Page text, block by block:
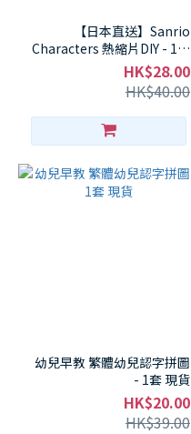
【日本直送】Sanrio
Characters 熱縮片DIY - 1件
- 現貨
HK$28.00
HK$40.00
幼兒早教 繁體幼兒認字拼圖
- 1套 現貨
HK$20.00
HK$39.00